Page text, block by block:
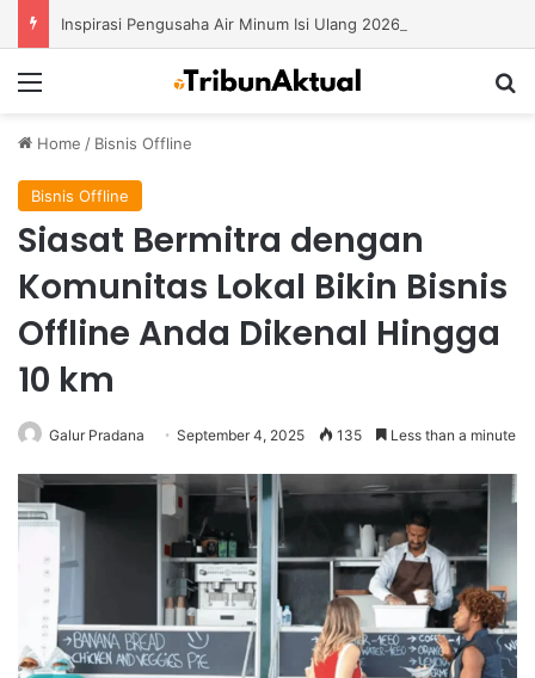
Home / Bisnis Offline
Bisnis Offline
Siasat Bermitra dengan
Komunitas Lokal Bikin Bisnis
Offline Anda Dikenal Hingga
10 km
Galur Pradana September 4, 2025 135 Less than a minute